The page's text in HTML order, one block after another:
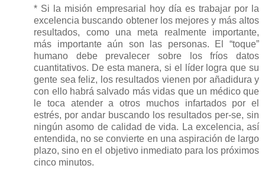
* Si la misión empresarial hoy día es trabajar por la
excelencia buscando obtener los mejores y más altos
resultados, como una meta realmente importante,
más importante aún son las personas. El “toque”
humano debe prevalecer sobre los fríos datos
cuantitativos. De esta manera, si el líder logra que su
gente sea feliz, los resultados vienen por añadidura y
con ello habrá salvado más vidas que un médico que
le toca atender a otros muchos infartados por el
estrés, por andar buscando los resultados per-se, sin
ningún asomo de calidad de vida. La excelencia, así
entendida, no se convierte en una aspiración de largo
plazo, sino en el objetivo inmediato para los próximos
cinco minutos.